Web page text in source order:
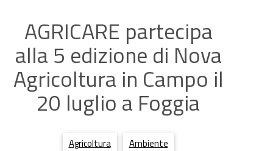
AGRICARE partecipa
alla 5 edizione di Nova
Agricoltura in Campo il
20 luglio a Foggia
Agricoltura Ambiente